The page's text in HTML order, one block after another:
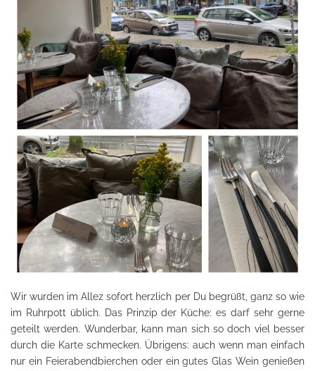
Wir wurden im Allez sofort herzlich per Du begrüßt, ganz so wie
im Ruhrpott üblich. Das Prinzip der Küche: es darf sehr gerne
geteilt werden. Wunderbar, kann man sich so doch viel besser
durch die Karte schmecken. Übrigens: auch wenn man einfach
nur ein Feierabendbierchen oder ein gutes Glas Wein genießen